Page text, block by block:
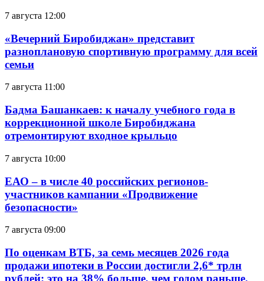
7 августа 12:00
«Вечерний Биробиджан» представит
разноплановую спортивную программу для всей
семьи
7 августа 11:00
Бадма Башанкаев: к началу учебного года в
коррекционной школе Биробиджана
отремонтируют входное крыльцо
7 августа 10:00
ЕАО – в числе 40 российских регионов-
участников кампании «Продвижение
безопасности»
7 августа 09:00
По оценкам ВТБ, за семь месяцев 2026 года
продажи ипотеки в России достигли 2,6* трлн
рублей: это на 38% больше, чем годом раньше.